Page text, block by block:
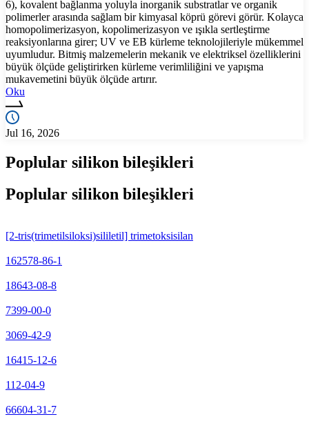
6), kovalent bağlanma yoluyla inorganik substratlar ve organik
polimerler arasında sağlam bir kimyasal köprü görevi görür. Kolayca
homopolimerizasyon, kopolimerizasyon ve ışıkla sertleştirme
reaksiyonlarına girer; UV ve EB kürleme teknolojileriyle mükemmel
uyumludur. Bitmiş malzemelerin mekanik ve elektriksel özelliklerini
büyük ölçüde geliştirirken kürleme verimliliğini ve yapışma
mukavemetini büyük ölçüde artırır.
Oku
Jul 16, 2026
Poplular silikon bileşikleri
Poplular silikon bileşikleri
[2-tris(trimetilsiloksi)sililetil] trimetoksisilan
162578-86-1
18643-08-8
7399-00-0
3069-42-9
16415-12-6
112-04-9
66604-31-7